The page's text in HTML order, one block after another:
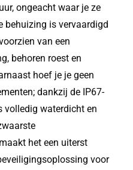
ongeacht waar je ze
behuizing is vervaardigd
van een
behoren roest en
hoef je je geen
dankzij de IP67-
volledig waterdicht en
het een uiterst
voor